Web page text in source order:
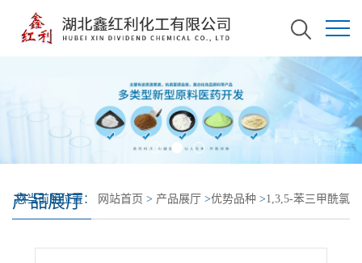
产品展厅
您当前的位置： 网站首页 > 产品展厅 >优势品种 >1,3,5-苯三甲酰氯